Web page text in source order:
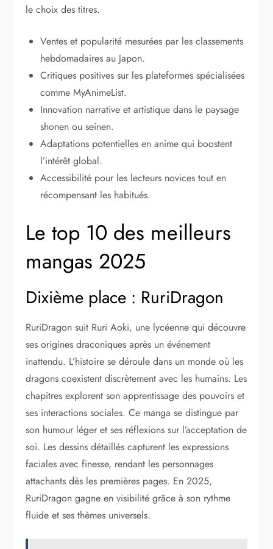
le choix des titres.
Ventes et popularité mesurées par les classements
hebdomadaires au Japon.
Critiques positives sur les plateformes spécialisées
comme MyAnimeList.
Innovation narrative et artistique dans le paysage
shonen ou seinen.
Adaptations potentielles en anime qui boostent
l’intérêt global.
Accessibilité pour les lecteurs novices tout en
récompensant les habitués.
Le top 10 des meilleurs
mangas 2025
Dixième place : RuriDragon
RuriDragon suit Ruri Aoki, une lycéenne qui découvre
ses origines draconiques après un événement
inattendu. L’histoire se déroule dans un monde où les
dragons coexistent discrètement avec les humains. Les
chapitres explorent son apprentissage des pouvoirs et
ses interactions sociales. Ce manga se distingue par
son humour léger et ses réflexions sur l’acceptation de
soi. Les dessins détaillés capturent les expressions
faciales avec finesse, rendant les personnages
attachants dès les premières pages. En 2025,
RuriDragon gagne en visibilité grâce à son rythme
fluide et ses thèmes universels.